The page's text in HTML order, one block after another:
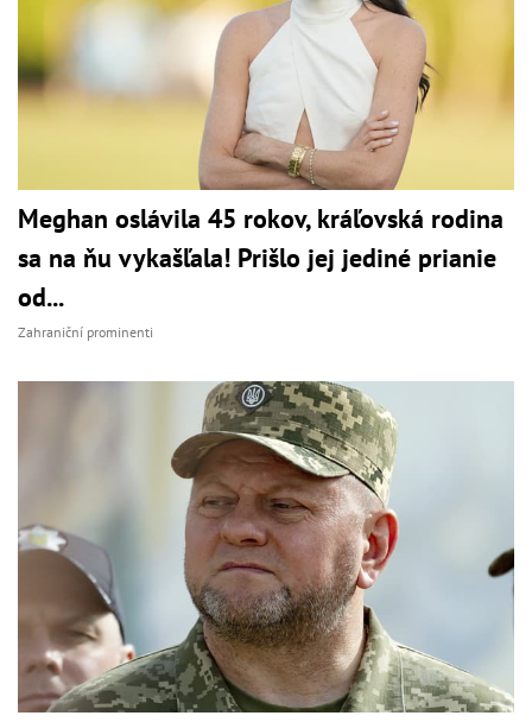
Meghan oslávila 45 rokov, kráľovská rodina
sa na ňu vykašľala! Prišlo jej jediné prianie
od...
Zahraniční prominenti